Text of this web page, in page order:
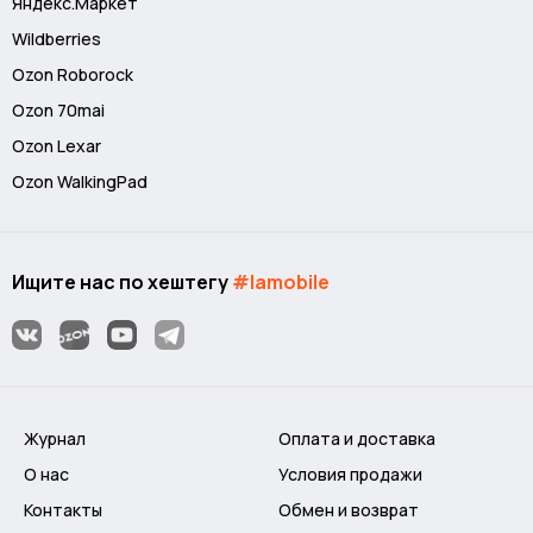
В комплекте: SSD Lexar NM800 PRO 8TB, радиатор,
документация.
Журнал
О нас
Контакты
Оплата и доставка
Условия продажи
Обмен и возврат
Wildberries
Ozon Roborock
Ozon 70mai
Ozon Lexar
Ozon WalkingPad
Ищите нас по хештегу#lamobile